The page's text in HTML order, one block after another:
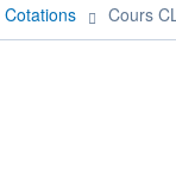
Cotations Cours